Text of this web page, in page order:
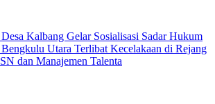
Kalbang Gelar Sosialisasi Sadar Hukum
Utara Terlibat Kecelakaan di Rejang
dan Manajemen Talenta